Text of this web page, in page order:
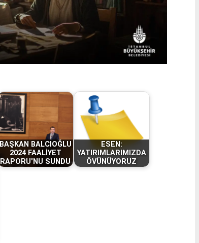
BAŞKAN BALCIOĞLU
2024 FAALİYET
RAPORU'NU SUNDU
ESEN:
YATIRIMLARIMIZDA
ÖVÜNÜYORUZ